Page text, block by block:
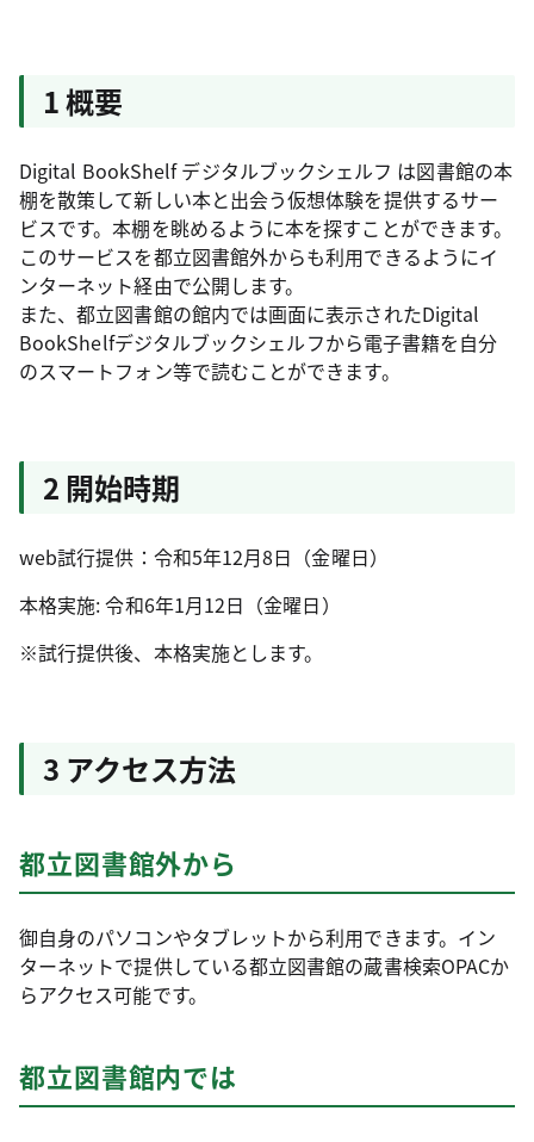
1 概要
Digital BookShelf デジタルブックシェルフ は図書館の本
棚を散策して新しい本と出会う仮想体験を提供するサー
ビスです。本棚を眺めるように本を探すことができます。
このサービスを都立図書館外からも利用できるようにイ
ンターネット経由で公開します。
また、都立図書館の館内では画面に表示されたDigital
BookShelfデジタルブックシェルフから電子書籍を自分
のスマートフォン等で読むことができます。
2 開始時期
web試行提供：令和5年12月8日（金曜日）
本格実施: 令和6年1月12日（金曜日）
※試行提供後、本格実施とします。
3 アクセス方法
都立図書館外から
御自身のパソコンやタブレットから利用できます。イン
ターネットで提供している都立図書館の蔵書検索OPACか
らアクセス可能です。
都立図書館内では